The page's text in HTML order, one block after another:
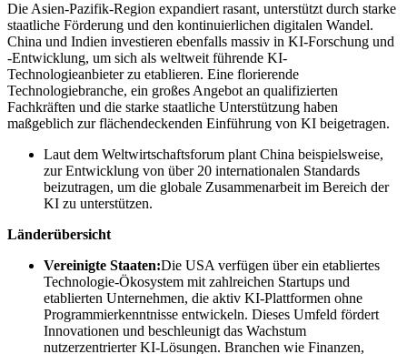
Die Asien-Pazifik-Region expandiert rasant, unterstützt durch starke
staatliche Förderung und den kontinuierlichen digitalen Wandel.
China und Indien investieren ebenfalls massiv in KI-Forschung und
-Entwicklung, um sich als weltweit führende KI-
Technologieanbieter zu etablieren. Eine florierende
Technologiebranche, ein großes Angebot an qualifizierten
Fachkräften und die starke staatliche Unterstützung haben
maßgeblich zur flächendeckenden Einführung von KI beigetragen.
Laut dem Weltwirtschaftsforum plant China beispielsweise,
zur Entwicklung von über 20 internationalen Standards
beizutragen, um die globale Zusammenarbeit im Bereich der
KI zu unterstützen.
Länderübersicht
Vereinigte Staaten:Die USA verfügen über ein etabliertes
Technologie-Ökosystem mit zahlreichen Startups und
etablierten Unternehmen, die aktiv KI-Plattformen ohne
Programmierkenntnisse entwickeln. Dieses Umfeld fördert
Innovationen und beschleunigt das Wachstum
nutzerzentrierter KI-Lösungen. Branchen wie Finanzen,